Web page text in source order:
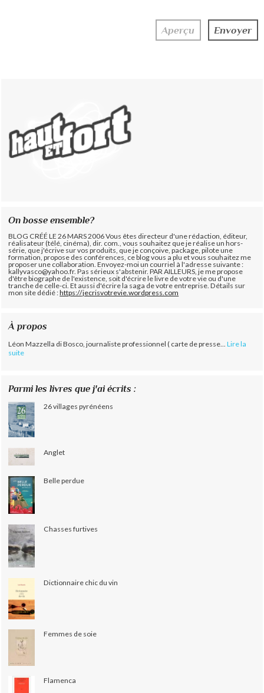
On bosse ensemble?
BLOG CRÉÉ LE 26 MARS 2006 Vous êtes directeur d'une rédaction, éditeur,
réalisateur (télé, cinéma), dir. com., vous souhaitez que je réalise un hors-
série, que j'écrive sur vos produits, que je conçoive, package, pilote une
formation, propose des conférences, ce blog vous a plu et vous souhaitez me
proposer une collaboration. Envoyez-moi un courriel à l'adresse suivante :
kallyvasco@yahoo.fr. Pas sérieux s'abstenir. PAR AILLEURS, je me propose
d'être biographe de l'existence, soit d'écrire le livre de votre vie ou d'une
tranche de celle-ci. Et aussi d'écrire la saga de votre entreprise. Détails sur
mon site dédié :https://jecrisvotrevie.wordpress.com
À propos
Léon Mazzella di Bosco, journaliste professionnel ( carte de presse... Lire la
suite
Parmi les livres que j'ai écrits :
26 villages pyrénéens
Anglet
Belle perdue
Chasses furtives
Dictionnaire chic du vin
Femmes de soie
Flamenca